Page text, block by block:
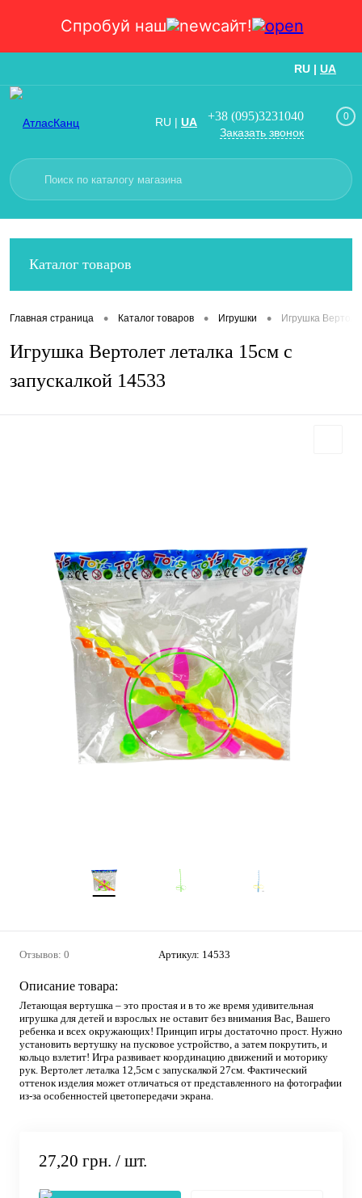
Спробуй наш сайт!
RU | UA
RU | UA +38 (095)3231040
Заказать звонок
0
Каталог товаров
Главная страница • Каталог товаров • Игрушки • Игрушка
Игрушка Вертолет леталка 15см с
запускалкой 14533
Отзывов: 0 Артикул: 14533
Описание товара:
Летающая вертушка – это простая и в то же время удивительная
игрушка для детей и взрослых не оставит без внимания Вас, Вашего
ребенка и всех окружающих! Принцип игры достаточно прост. Нужно
установить вертушку на пусковое устройство, а затем покрутить, и
кольцо взлетит! Игра развивает координацию движений и моторику
рук. Вертолет леталка 12,5см с запускалкой 27см. Фактический
оттенок изделия может отличаться от представленного на фотографии
из-за особенностей цветопередачи экрана.
27,20 грн. / шт.